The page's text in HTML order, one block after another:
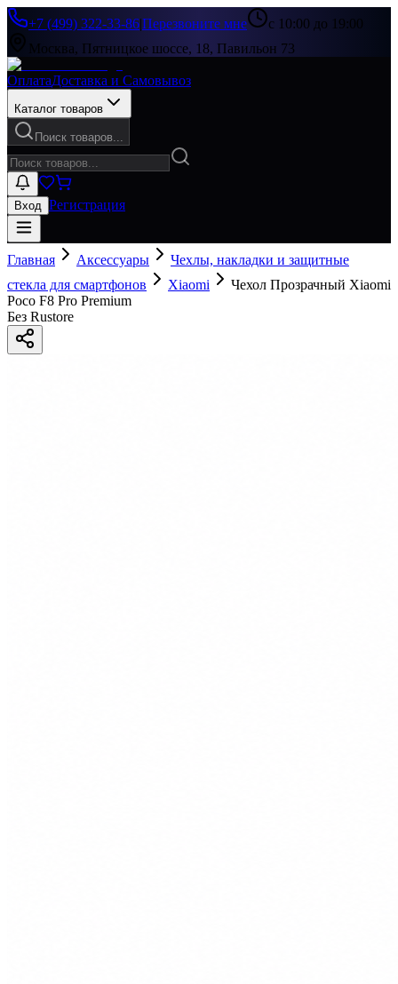
+7 (499) 322-33-86|Перезвоните мне
с 10:00 до 19:00
Москва, Пятницкое шоссе, 18, Павильон 73
ОплатаДоставка и Самовывоз
Каталог товаров
Поиск товаров...
Вход Регистрация
Главная Аксессуары
Чехлы, накладки и защитные
стекла для смартфонов
Xiaomi
Чехол Прозрачный Xiaomi
Poco F8 Pro Premium
Без Rustore